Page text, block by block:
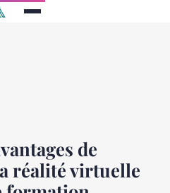
de
réalité virtuelle